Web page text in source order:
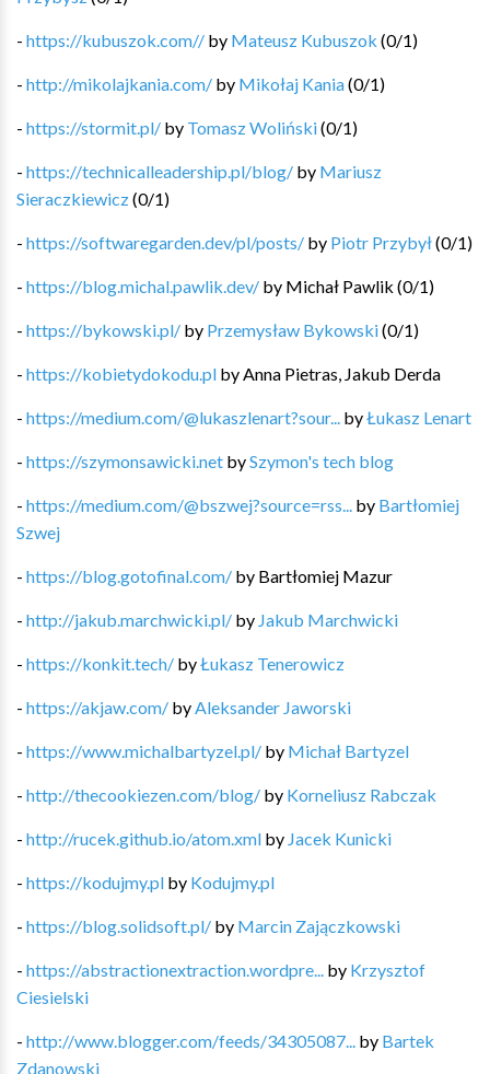
- https://kubuszok.com// by Mateusz Kubuszok (0/1)
- http://mikolajkania.com/ by Mikołaj Kania(0/1)
- https://stormit.pl/ by Tomasz Woliński(0/1)
- https://technicalleadership.pl/blog/ by Mariusz
Sieraczkiewicz(0/1)
- https://softwaregarden.dev/pl/posts/ by Piotr Przybył(0/1)
- https://blog.michal.pawlik.dev/ by Michał Pawlik (0/1)
- https://bykowski.pl/ by Przemysław Bykowski(0/1)
- https://kobietydokodu.pl by Anna Pietras, Jakub Derda
- https://medium.com/@lukaszlenart?sour... byŁukasz Lenart
- https://szymonsawicki.net bySzymon's tech blog
- https://medium.com/@bszwej?source=rss... by Bartłomiej
Szwej
- https://blog.gotofinal.com/ by Bartłomiej Mazur
- http://jakub.marchwicki.pl/ by Jakub Marchwicki
- https://konkit.tech/ byŁukasz Tenerowicz
- https://akjaw.com/ by Aleksander Jaworski
- https://www.michalbartyzel.pl/ by Michał Bartyzel
- http://thecookiezen.com/blog/ by Korneliusz Rabczak
- http://rucek.github.io/atom.xml by Jacek Kunicki
- https://kodujmy.pl by Kodujmy.pl
- https://blog.solidsoft.pl/ by Marcin Zajączkowski
- https://abstractionextraction.wordpre... by Krzysztof
Ciesielski
- http://www.blogger.com/feeds/34305087... by Bartek
Zdanowski